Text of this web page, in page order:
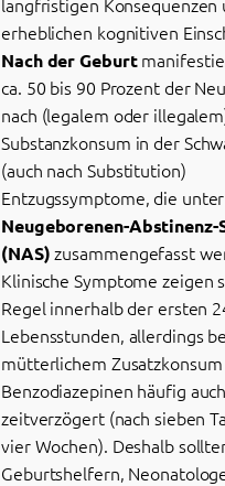
erheblichen kognitiven
Nach der Geburt
ca. 50 bis 90 Prozent der
nach (legalem oder
Substanzkonsum in der
(auch nach Substitution)
Entzugssymptome, die
Neugeborenen-Abstinenz-
(NAS)zusammengefasst
Klinische Symptome zeigen
Regel innerhalb der ersten
Lebensstunden, allerdings
mütterlichem
Benzodiazepinen häufig auch
zeitverzögert (nach sieben
vier Wochen). Deshalb
Geburtshelfern,